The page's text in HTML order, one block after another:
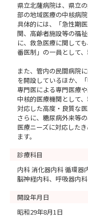
県立北薩病院は、県立
部の地域医療の中核病
具体的には、「急性期
関、高齢者施設等の福
に、救急医療に関して
番医制」の一員として、
また、管内の民間病院
を開設しているほか、
専門医による専門医療
中核的医療機関として
対応した高度・良質な
さらに、糖尿病外来等
医療ニーズに対応した
ます。
診療科目
内科 消化器内科 循環器
脳神経内科、呼吸器内科
開設年月日
昭和29年8月1日